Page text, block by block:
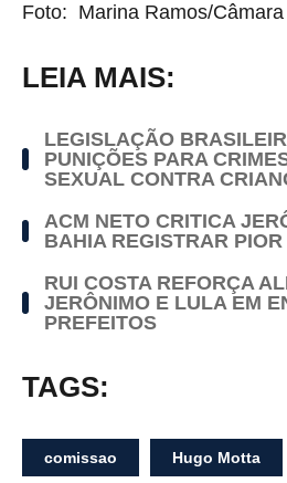
Foto: Marina Ramos/
LEIA MAIS:
LEGISLAÇÃO
PUNIÇÕES PARA
SEXUAL CONTRA
ACM NETO CRITICA
BAHIA REGISTRAR
RUI COSTA REFORÇA
JERÔNIMO E LULA EM
PREFEITOS
TAGS:
comissao Hugo Motta